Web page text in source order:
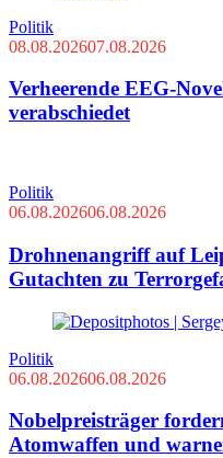
Politik
08.08.202607.08.2026
Verheerende EEG-
verabschiedet
Politik
06.08.202606.08.2026
Drohnenangriff auf
Gutachten zu
Politik
06.08.202606.08.2026
Nobelpreisträger
Atomwaffen und